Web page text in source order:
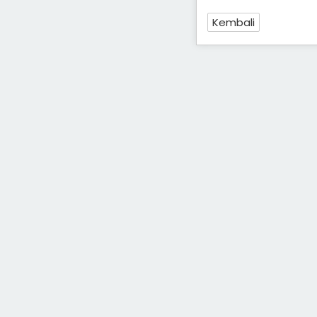
Kembali